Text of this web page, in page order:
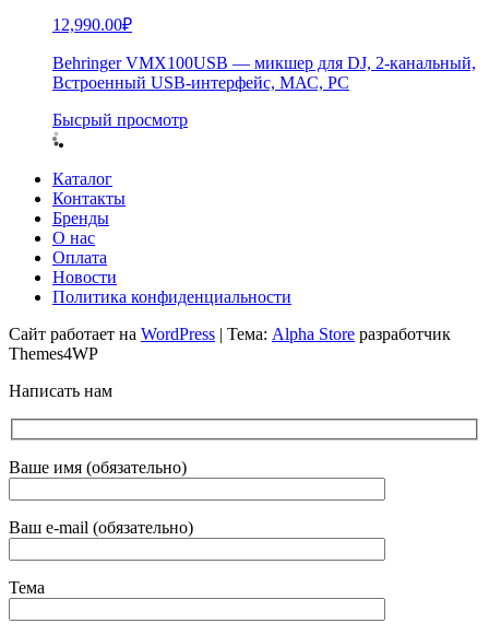
12,990.00₽
Behringer VMX100USB — микшер для DJ, 2-канальный,
Встроенный USB-интерфейс, МАС, РС
Бысрый просмотр
Каталог
Контакты
Бренды
О нас
Оплата
Новости
Политика конфиденциальности
Сайт работает на WordPress | Тема: Alpha Store разработчик
Themes4WP
Написать нам
Ваше имя (обязательно)
Ваш e-mail (обязательно)
Тема